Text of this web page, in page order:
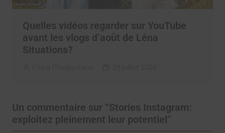
Quelles vidéos regarder sur YouTube
avant les vlogs d’août de Léna
Situations?
Un commentaire sur “Stories Instagram:
exploitez pleinement leur potentiel”